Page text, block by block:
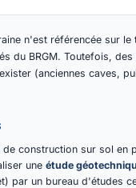
n'est référencée sur le
du BRGM. Toutefois,
(anciennes caves,
de construction sur sol en
une étude
par un bureau d'études